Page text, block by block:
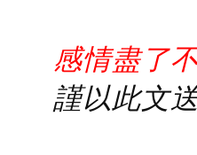
感情盡了
謹以此文